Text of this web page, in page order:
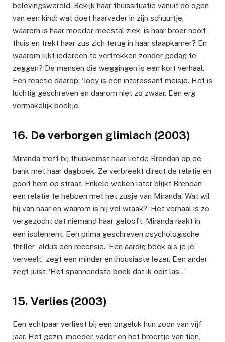
belevingswereld. Bekijk haar thuissituatie vanuit de ogen
van een kind: wat doet haarvader in zijn schuurtje,
waarom is haar moeder meestal ziek, is haar broer nooit
thuis en trekt haar zus zich terug in haar slaapkamer? En
waarom lijkt iedereen te vertrekken zonder gedag te
zeggen? De mensen die weggingen is een kort verhaal.
Een reactie daarop: ‘Joey is een interessant meisje. Het is
luchtig geschreven en daarom niet zo zwaar. Een erg
vermakelijk boekje.’
16. De verborgen glimlach (2003)
Miranda treft bij thuiskomst haar liefde Brendan op de
bank met haar dagboek. Ze verbreekt direct de relatie en
gooit hem op straat. Enkele weken later blijkt Brendan
een relatie te hebben met het zusje van Miranda. Wat wil
hij van haar en waarom is hij vol wraak? ‘Het verhaal is zo
vergezocht dat niemand haar gelooft, Miranda raakt in
een isolement. Een prima geschreven psychologische
thriller,’ aldus een recensie. ‘Een aardig boek als je je
verveelt,’ zegt een minder enthousiaste lezer. Een ander
zegt juist: ‘Het spannendste boek dat ik ooit las…’
15. Verlies (2003)
Een echtpaar verliest bij een ongeluk hun zoon van vijf
jaar. Het gezin, moeder, vader en het broertje van tien,